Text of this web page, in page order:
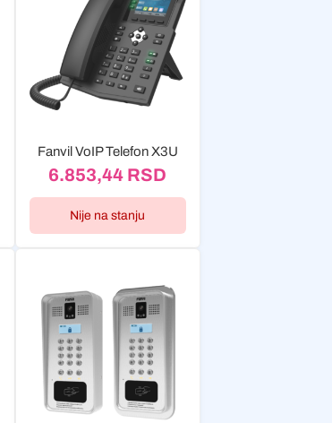
Fanvil VoIP Telefon X3U
6.853,44 RSD
Nije na stanju